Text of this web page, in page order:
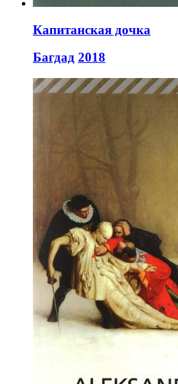
Капитанская дочка
Багдад 2018